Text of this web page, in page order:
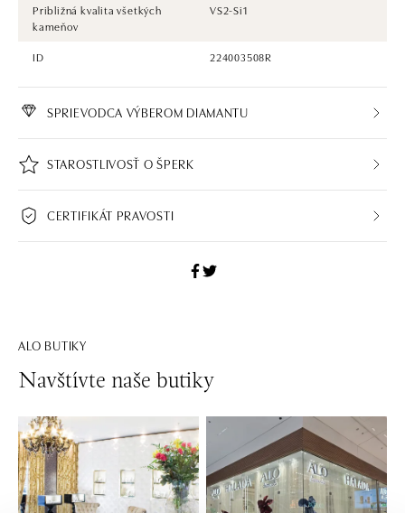
Približná kvalita všetkých
kameňov
VS2-Si1
ID 224003508R
SPRIEVODCA VÝBEROM DIAMANTU
STAROSTLIVOSŤ O ŠPERK
CERTIFIKÁT PRAVOSTI
ALO BUTIKY
Navštívte naše butiky